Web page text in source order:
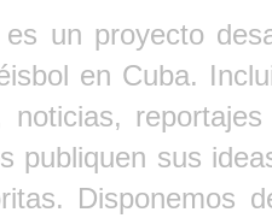
es un proyecto
en Cuba.
noticias,
publiquen sus
Disponemos